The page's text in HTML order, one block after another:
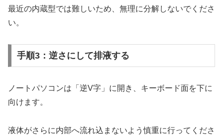
最近の内蔵型では難しいため、無理に分解しないでくださ
い。
手順3：逆さにして排液する
ノートパソコンは「逆V字」に開き、キーボード面を下に
向けます。
液体がさらに内部へ流れ込まないよう慎重に行ってくださ